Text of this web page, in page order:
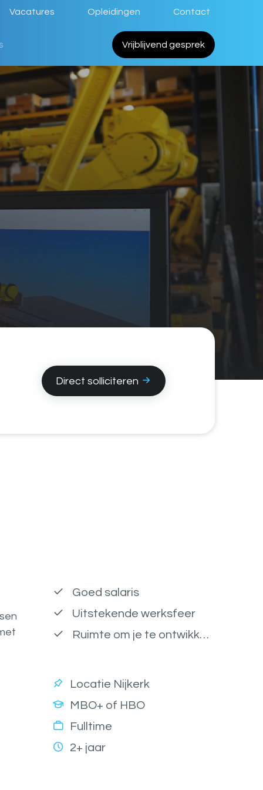
Vacatures Opleidingen Contact
Vrijblijvend gesprek
Direct solliciteren
Goed salaris
Uitstekende werksfeer
Ruimte om je te ontwikkelen
Locatie Nijkerk
MBO+ of HBO
Fulltime
2+ jaar